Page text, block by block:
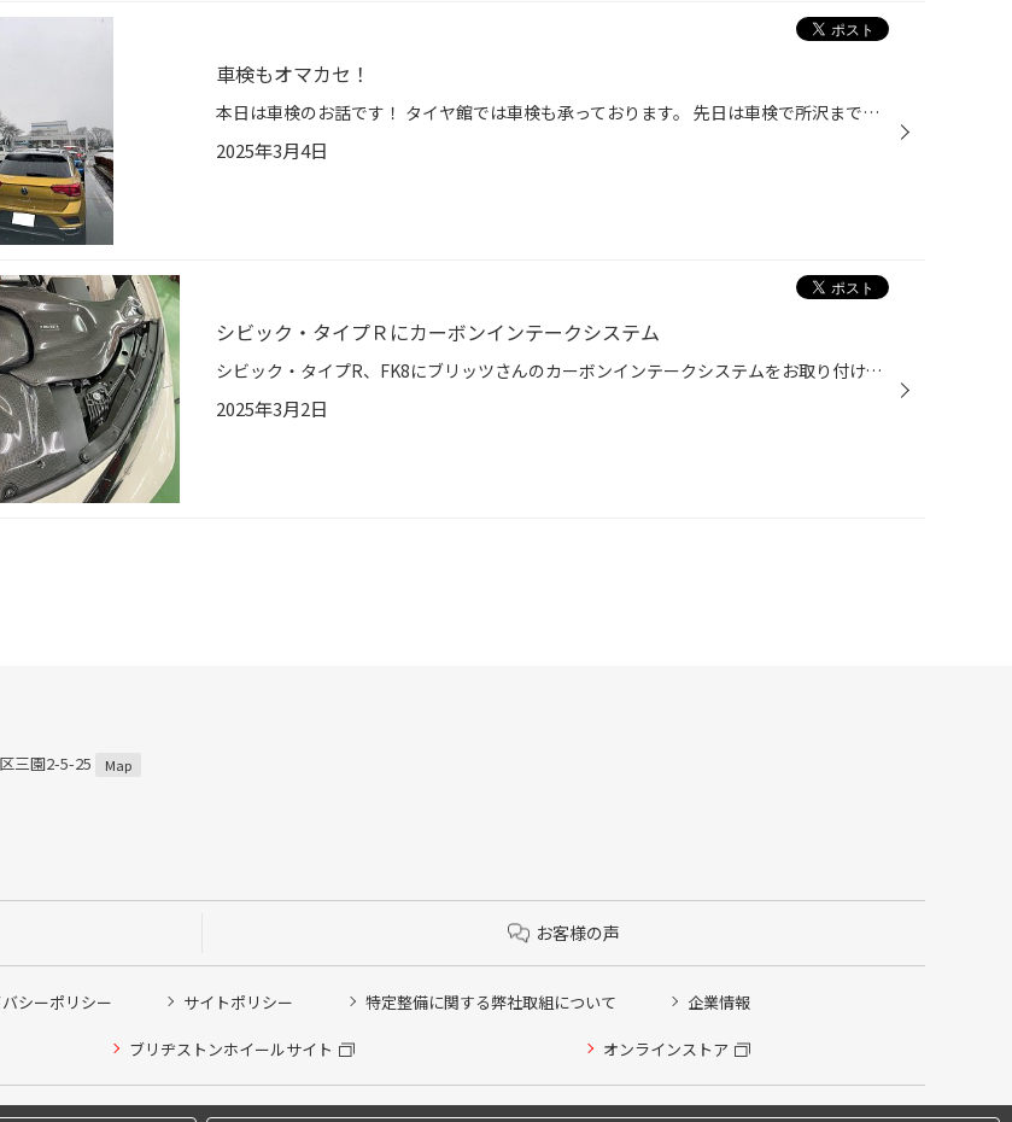
車検もオマカセ！
本日は車検のお話です！ タイヤ館では車検も承っております。 先日は車検で所沢まで行ってきましたが 今の時期は大変混み合いますので、お早めに！ ※写真は停車中に撮影しております お客様としっかりお話をして、交換する部品などを ご提案させて頂きますので、 まずはお気軽に無料お見積りをおス...
2025年3月4日
シビック・タイプＲにカーボンインテークシステム
シビック・タイプR、FK8にブリッツさんのカーボンインテークシステムをお取り付け。他にも2メーカーほど候補が有りましたがコチラをご選択いただきました。 カーボン製により軽量•高強度、何といっても格好イイっ 性能面でも専用ダクト•ケースで効率的な鋭い吸気レンポンス､スポーツサウンドが得ら...
2025年3月2日
三園2-5-25 Map
お客様の声
シーポリシー サイトポリシー 特定整備に関する弊社取組について 企業情報
ブリヂストンホイールサイト オンラインストア
の予約